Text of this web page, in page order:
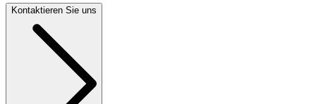
Kontaktieren Sie uns